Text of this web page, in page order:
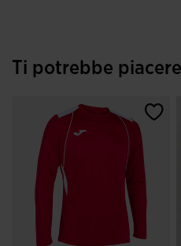
Ti potrebbe